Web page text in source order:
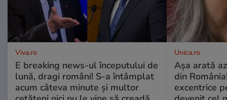
Viva.ro
E breaking news-ul începutului de
lună, dragi români! S-a întâmplat
acum câteva minute și multor
Unica.ro
Așa arată
din
excentrice